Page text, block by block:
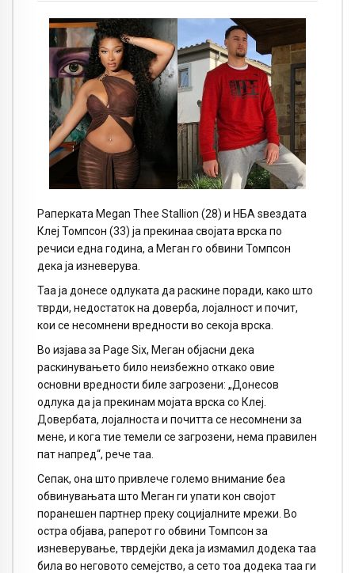
Раперката Megan Thee Stallion (28) и НБА ѕвездата
Клеј Томпсон (33) ја прекинаа својата врска по
речиси една година, а Меган го обвини Томпсон
дека ја изневерува.
Таа ја донесе одлуката да раскине поради, како што
тврди, недостаток на доверба, лојалност и почит,
кои се несомнени вредности во секоја врска.
Во изјава за Page Six, Меган објасни дека
раскинувањето било неизбежно откако овие
основни вредности биле загрозени: „Донесов
одлука да ја прекинам мојата врска со Клеј.
Довербата, лојалноста и почитта се несомнени за
мене, и кога тие темели се загрозени, нема правилен
пат напред“, рече таа.
Сепак, она што привлече големо внимание беа
обвинувањата што Меган ги упати кон својот
поранешен партнер преку социјалните мрежи. Во
остра објава, раперот го обвини Томпсон за
изневерување, тврдејќи дека ја измамил додека таа
била во неговото семејство, а сето тоа додека таа ги